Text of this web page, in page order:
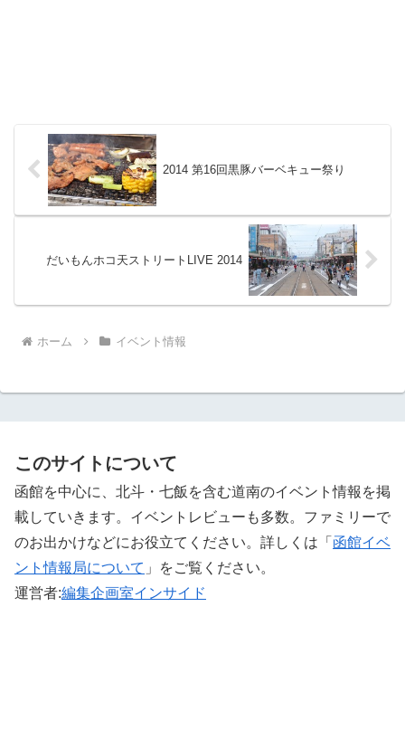
2014 第16回黒豚バーベキュー祭り
だいもんホコ天ストリートLIVE 2014
ホーム イベント情報
このサイトについて
函館を中心に、北斗・七飯を含む道南のイベント情報を掲
載していきます。イベントレビューも多数。ファミリーで
のお出かけなどにお役立てください。詳しくは「 函館イベ
ント情報局について 」をご覧ください。 ‎
運営者:編集企画室インサイド